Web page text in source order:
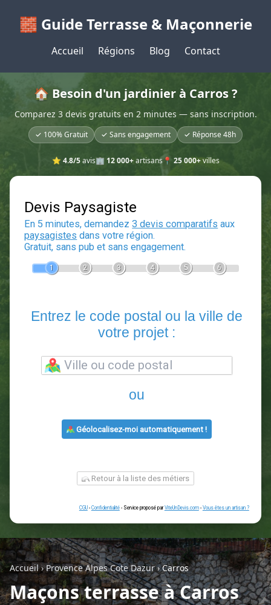
🧱 Guide Terrasse & Maçonnerie
Accueil Régions Blog Contact
🏠 Besoin d'un jardinier à Carros ?
Comparez 3 devis gratuits en 2 minutes — sans inscription.
✓ 100% Gratuit ✓ Sans engagement ✓ Réponse 48h
⭐ 4.8/5avis🏢 12 000+artisans📍 25 000+villes
Devis Paysagiste
En 5 minutes, demandez3 devis comparatifs
votre projet :
ou
Géolocalisez-moi automatiquement !
Retour à la liste des métiers
Accueil›Provence Alpes Cote Dazur›Carros
Maçons terrasse à Carros